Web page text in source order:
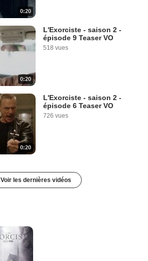
0:20
0:20
L'Exorciste - saison 2 -
épisode 9 Teaser VO
518 vues
0:20
L'Exorciste - saison 2 -
épisode 6 Teaser VO
726 vues
Voir les dernières vidéos